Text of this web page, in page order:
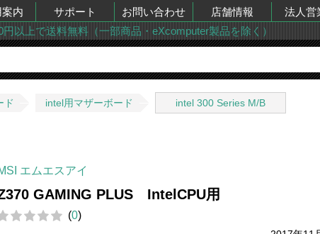
案内 サポート お問い合わせ 店舗情報
法人営
円以上で送料無料（一部商品・eXcomputer製品を除く）
ド intel用マザーボード intel 300 Series M/B
エムエスアイ
GAMING PLUS IntelCPU用
(0)